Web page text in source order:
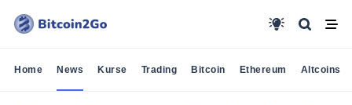
Home News Kurse Trading Bitcoin Ethereum Altcoins